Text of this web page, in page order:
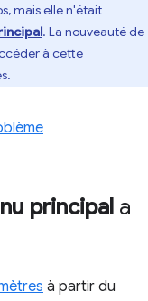
mais elle n'était
. La nouveauté de
à cette
principal a
à partir du